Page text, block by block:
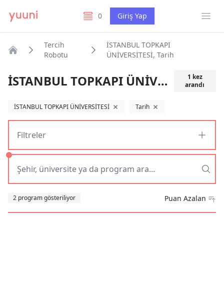
0
listelerim Giriş Yap
Tercih
Robotu
İSTANBUL TOPKAPI
ÜNİVERSİTESİ, Tarih
İSTANBUL TOPKAPI ÜNİVERSİTESİ, Tarih 1 kez
arandı
İSTANBUL TOPKAPI ÜNİVERSİTESİ filtreyi kaldır
Tarih filtreyi kaldır
Filtreler
2 program gösteriliyor Puan Azalan